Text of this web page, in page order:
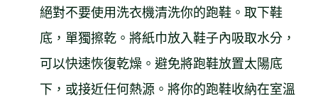
絕對不要使用洗衣機清洗你的跑鞋。取下鞋
底，單獨擦乾。將紙巾放入鞋子內吸取水分，
可以快速恢復乾燥。避免將跑鞋放置太陽底
下，或接近任何熱源。將你的跑鞋收納在室溫